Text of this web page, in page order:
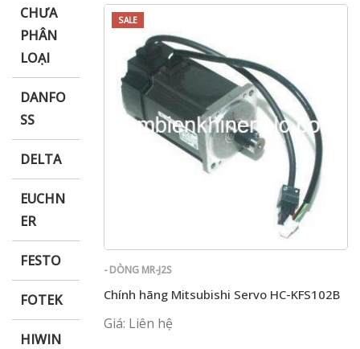
CHƯA
PHÂN
LOẠI
DANFO
SS
DELTA
EUCHN
ER
FESTO
FOTEK
HIWIN
SALE
- DÒNG MR-J2S
Chính hãng Mitsubishi Servo HC-KFS102B
Giá: Liên hệ